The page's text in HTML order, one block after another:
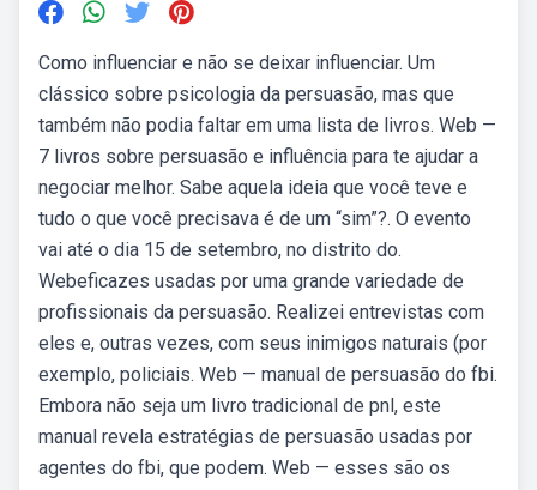
Como influenciar e não se deixar influenciar. Um
clássico sobre psicologia da persuasão, mas que
também não podia faltar em uma lista de livros. Web —
7 livros sobre persuasão e influência para te ajudar a
negociar melhor. Sabe aquela ideia que você teve e
tudo o que você precisava é de um “sim”?. O evento
vai até o dia 15 de setembro, no distrito do.
Webeficazes usadas por uma grande variedade de
profissionais da persuasão. Realizei entrevistas com
eles e, outras vezes, com seus inimigos naturais (por
exemplo, policiais. Web — manual de persuasão do fbi.
Embora não seja um livro tradicional de pnl, este
manual revela estratégias de persuasão usadas por
agentes do fbi, que podem. Web — esses são os